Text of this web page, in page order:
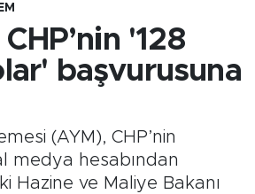
'128
başvurusuna
(AYM), CHP’nin
medya hesabından
Hazine ve Maliye Bakanı